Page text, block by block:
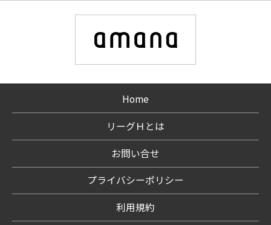
Home
リーグＨとは
お問い合せ
プライバシーポリシー
利用規約